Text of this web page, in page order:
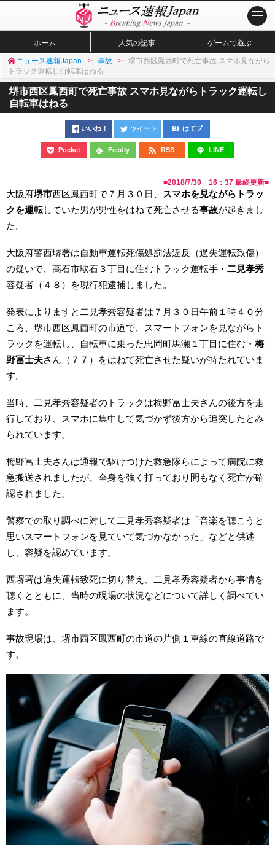
ホーム 人気の記事 ゲームで遊ぶ
ニュース速報Japan 事故
堺市西区鳳西町で死亡事故 スマホ見ながら
トラック運転し自転車はねる
堺市西区鳳西町で死亡事故 スマホ見ながらトラック運転し
自転車はねる
いいね！ ツイート はてブ
Pocket Feedly RSS LINE
■2018/7/30 16：37 最終更新■
大阪府堺市西区鳳西町で７月３０日、
スマホを見ながらトラッ
クを運転していた男が男性をはねて死亡させる事故が起きまし
た。
大阪府警西堺署は自動車運転死傷処罰法違反（過失運転致傷）
の疑いで、高石市取石３丁目に住むトラック運転手・ 二見孝秀
容疑者（４８）を現行犯逮捕しました。
発表によりますと二見孝秀容疑者は７月３０日午前１時４０分
ころ、堺市西区鳳西町の市道で、スマートフォンを見ながらト
ラックを運転し、自転車に乗った忠岡町馬瀬１丁目に住む・ 梅
野冨士夫さん（７７）をはねて死亡させた疑いが持たれていま
す。
当時、二見孝秀容疑者のトラックは梅野冨士夫さんの後方を走
行しており、スマホに集中して気づかず後方から追突したとみ
られています。
梅野冨士夫さんは通報で駆けつけた救急隊らによって病院に救
急搬送されましたが、全身を強く打っており間もなく死亡が確
認されました。
警察での取り調べに対して二見孝秀容疑者は「音楽を聴こうと
思いスマートフォンを見ていて気づかなかった」などと供述
し、容疑を認めています。
西堺署は過失運転致死に切り替え、二見孝秀容疑者から事情を
聴くとともに、当時の現場の状況などについて詳しく調べてい
ます。
事故現場は、堺市西区鳳西町の市道の片側１車線の直線道路で
す。